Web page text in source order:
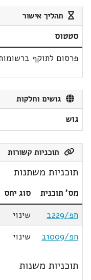
תהליך אישור
סטטוס
פרסום לתוקף
גושים וחלקות
גוש
תוכניות קשורות
תוכניות משתנות
מס' תוכנית סוג יחס
חפ/229ב
שינוי
חפ/1009ב
שינוי
תוכניות משנות